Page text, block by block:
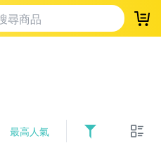
登
最高人氣